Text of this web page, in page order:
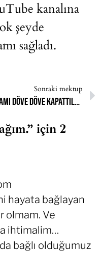
kanalına
şeyde
sağladı.
Sonraki mektup
Ablamı döve döve kapattılar.
için 2
hayata bağlayan
olmam. Ve
ihtimalim…
bağlı olduğumuz